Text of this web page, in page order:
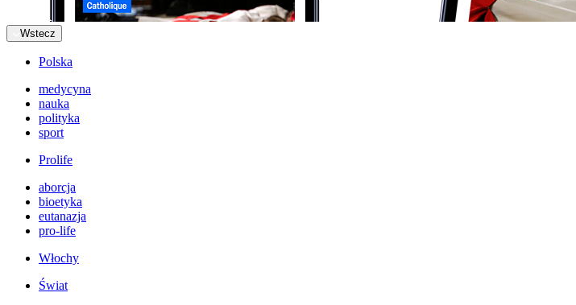
Wstecz
Polska
medycyna
nauka
polityka
sport
Prolife
aborcja
bioetyka
eutanazja
pro-life
Włochy
Świat